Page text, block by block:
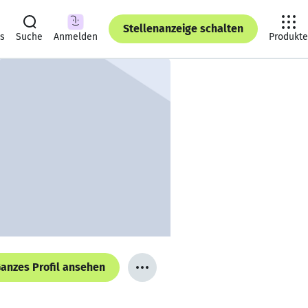
Suche Anmelden
Stellenanzeige schalten
Produkte
Profil ansehen